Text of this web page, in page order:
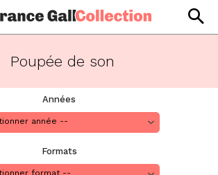
Poupée de son
Années
Formats